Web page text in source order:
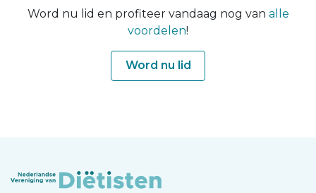
Word nu lid en profiteer vandaag nog van alle
voordelen!
Word nu lid